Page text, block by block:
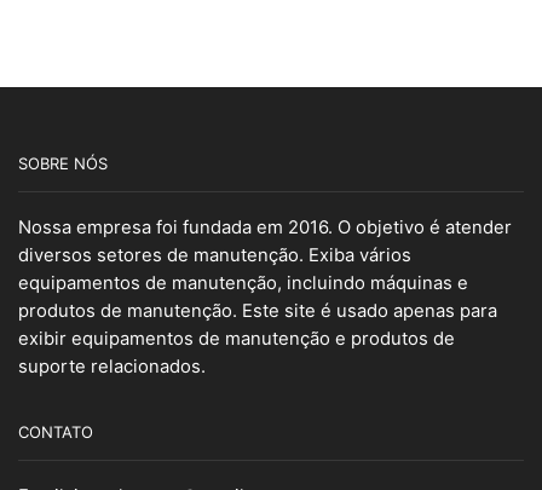
SOBRE NÓS
Nossa empresa foi fundada em 2016. O objetivo é atender
diversos setores de manutenção. Exiba vários
equipamentos de manutenção, incluindo máquinas e
produtos de manutenção. Este site é usado apenas para
exibir equipamentos de manutenção e produtos de
suporte relacionados.
CONTATO